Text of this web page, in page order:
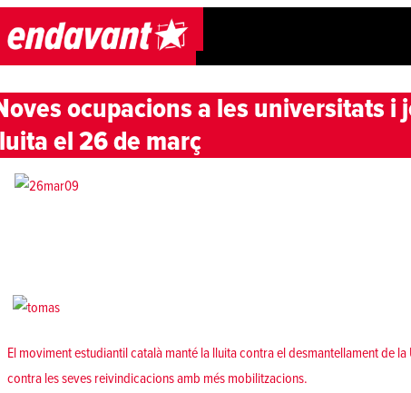
Skip to content
ocupacions a les universitats i
el 26 de març
El moviment estudiantil català manté la lluita contra el desmantellament de
contra les seves reivindicacions amb més mobilitzacions.